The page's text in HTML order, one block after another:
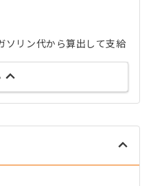
リン代から算出して支給